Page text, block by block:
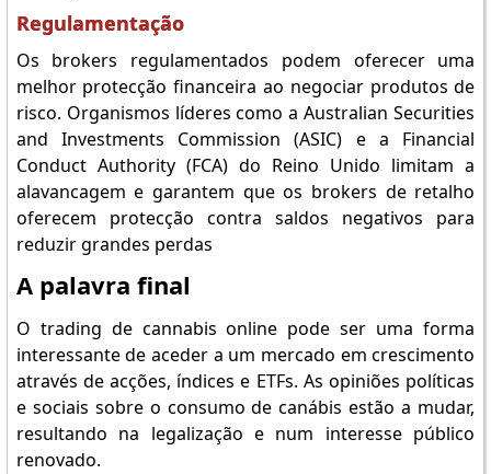
Regulamentação
Os brokers regulamentados podem oferecer uma
melhor protecção financeira ao negociar produtos de
risco. Organismos líderes como a Australian Securities
and Investments Commission (ASIC) e a Financial
Conduct Authority (FCA) do Reino Unido limitam a
alavancagem e garantem que os brokers de retalho
oferecem protecção contra saldos negativos para
reduzir grandes perdas
A palavra final
O trading de cannabis online pode ser uma forma
interessante de aceder a um mercado em crescimento
através de acções, índices e ETFs. As opiniões políticas
e sociais sobre o consumo de canábis estão a mudar,
resultando na legalização e num interesse público
renovado.